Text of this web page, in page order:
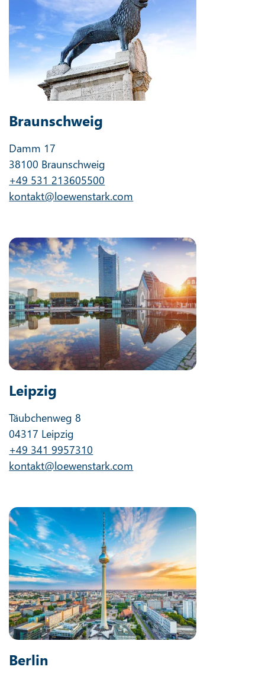
Braunschweig
Damm 17
38100 Braunschweig
+49 531 213605500
kontakt@loewenstark.com
Leipzig
Täubchenweg 8
04317 Leipzig
+49 341 9957310
kontakt@loewenstark.com
Berlin